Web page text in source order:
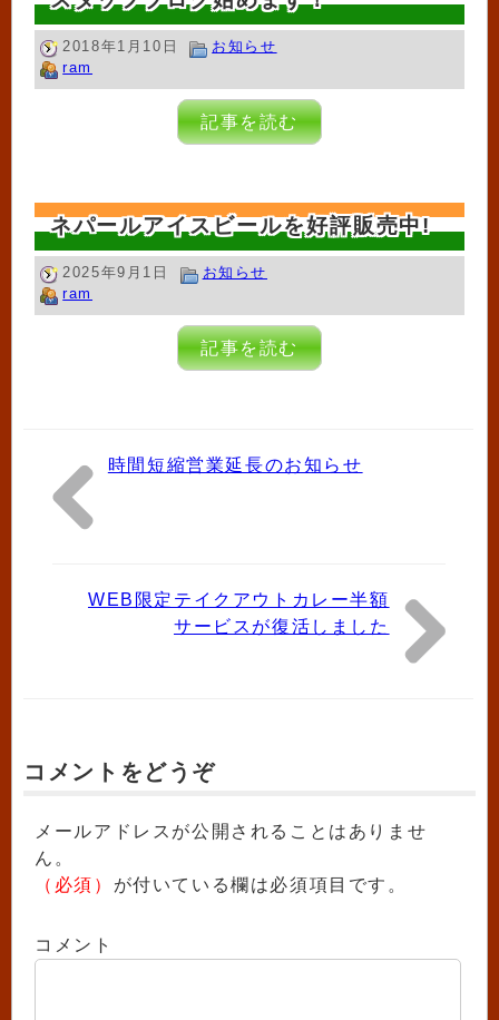
2018年1月10日
お知らせ
ram
記事を読む
ネパールアイスビールを好評販売中!
2025年9月1日
お知らせ
ram
記事を読む
時間短縮営業延長のお知らせ
WEB限定テイクアウトカレー半額
サービスが復活しました
コメントをどうぞ
メールアドレスが公開されることはありませ
ん。
（必須） が付いている欄は必須項目です。
コメント